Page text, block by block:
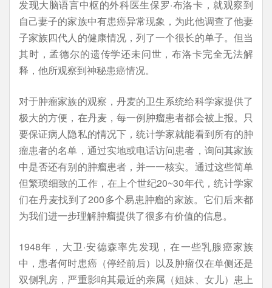
发现大脑语言中枢的外科医生保罗·布洛卡，就观察到
自己妻子的家族中有患癌异常现象，为此他调查了他妻
子家族四代人的健康情况，列了一个很长的单子。但当
其时，孟德尔的遗传学还未问世，布洛卡完全无法解
释，他所观察到神秘患癌情况。
对于肿瘤家族的观察，丹麦的卫生系统给科学家提供了
极大的方便，在丹麦，每一例肿瘤患者都会被上报。只
要保证病人隐私的情况下，统计学家就能看到所有的肿
瘤患者的名单，通过实地或电话访问患者，询问其家族
中是否还有别的肿瘤患者，并一一核实。通过这些简单
但繁琐细致的工作，在上个世纪20~30年代，统计学家
们在丹麦找到了200多个易患肿瘤的家族。它们后来都
为我们进一步理解肿瘤提供了很多有价值的信息。
1948年，大卫·安德森率先发现，在一些乳腺癌家族
中，患者何时患癌（停经前后）以及肿瘤仅在单侧还是
双侧乳房，严重影响其最近的亲属（姐妹、女儿）患上